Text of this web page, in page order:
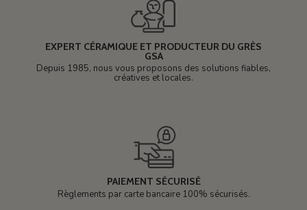
EXPERT CÉRAMIQUE ET PRODUCTEUR DU GRÈS
GSA
Depuis 1985, nous vous proposons des solutions fiables,
créatives et locales.
PAIEMENT SÉCURISÉ
Règlements par carte bancaire 100% sécurisés.